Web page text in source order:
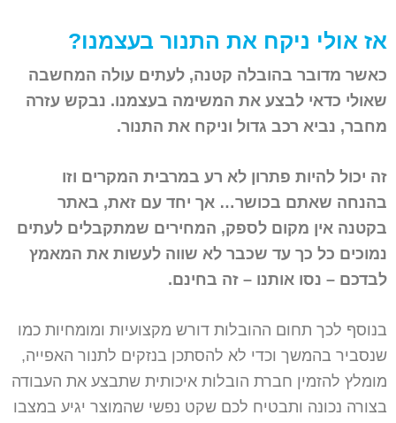
אז אולי ניקח את התנור בעצמנו?
כאשר מדובר בהובלה קטנה, לעתים עולה המחשבה
שאולי כדאי לבצע את המשימה בעצמנו. נבקש עזרה
מחבר, נביא רכב גדול וניקח את התנור.
זה יכול להיות פתרון לא רע במרבית המקרים וזו
בהנחה שאתם בכושר… אך יחד עם זאת, באתר
בקטנה אין מקום לספק, המחירים שמתקבלים לעתים
נמוכים כל כך עד שכבר לא שווה לעשות את המאמץ
לבדכם – נסו אותנו – זה בחינם.
בנוסף לכך תחום ההובלות דורש מקצועיות ומומחיות כמו
שנסביר בהמשך וכדי לא להסתכן בנזקים לתנור האפייה,
מומלץ להזמין חברת הובלות איכותית שתבצע את העבודה
בצורה נכונה ותבטיח לכם שקט נפשי שהמוצר יגיע במצבו